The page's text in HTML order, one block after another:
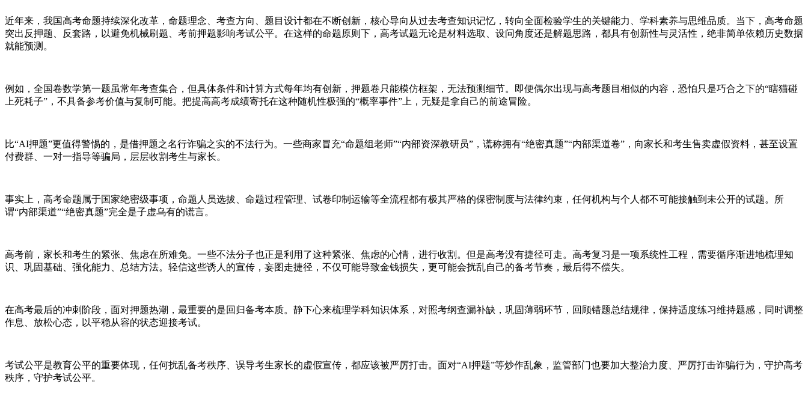
近年来，我国高考命题持续深化改革，命题理念、考查方向、题目设计都在不断创新，核心导向从过去考查知识记忆，转向全面检验学生的关键能力、学科素养与思维品质。当下，高考命题
突出反押题、反套路，以避免机械刷题、考前押题影响考试公平。在这样的命题原则下，高考试题无论是材料选取、设问角度还是解题思路，都具有创新性与灵活性，绝非简单依赖历史数据
就能预测。
例如，全国卷数学第一题虽常年考查集合，但具体条件和计算方式每年均有创新，押题卷只能模仿框架，无法预测细节。即便偶尔出现与高考题目相似的内容，恐怕只是巧合之下的“瞎猫碰
上死耗子”，不具备参考价值与复制可能。把提高高考成绩寄托在这种随机性极强的“概率事件”上，无疑是拿自己的前途冒险。
比“AI押题”更值得警惕的，是借押题之名行诈骗之实的不法行为。一些商家冒充“命题组老师”“内部资深教研员”，谎称拥有“绝密真题”“内部渠道卷”，向家长和考生售卖虚假资料，甚至设置
付费群、一对一指导等骗局，层层收割考生与家长。
事实上，高考命题属于国家绝密级事项，命题人员选拔、命题过程管理、试卷印制运输等全流程都有极其严格的保密制度与法律约束，任何机构与个人都不可能接触到未公开的试题。所
谓“内部渠道”“绝密真题”完全是子虚乌有的谎言。
高考前，家长和考生的紧张、焦虑在所难免。一些不法分子也正是利用了这种紧张、焦虑的心情，进行收割。但是高考没有捷径可走。高考复习是一项系统性工程，需要循序渐进地梳理知
识、巩固基础、强化能力、总结方法。轻信这些诱人的宣传，妄图走捷径，不仅可能导致金钱损失，更可能会扰乱自己的备考节奏，最后得不偿失。
在高考最后的冲刺阶段，面对押题热潮，最重要的是回归备考本质。静下心来梳理学科知识体系，对照考纲查漏补缺，巩固薄弱环节，回顾错题总结规律，保持适度练习维持题感，同时调整
作息、放松心态，以平稳从容的状态迎接考试。
考试公平是教育公平的重要体现，任何扰乱备考秩序、误导考生家长的虚假宣传，都应该被严厉打击。面对“AI押题”等炒作乱象，监管部门也要加大整治力度、严厉打击诈骗行为，守护高考
秩序，守护考试公平。